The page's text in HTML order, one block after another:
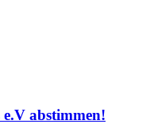
abstimmen!